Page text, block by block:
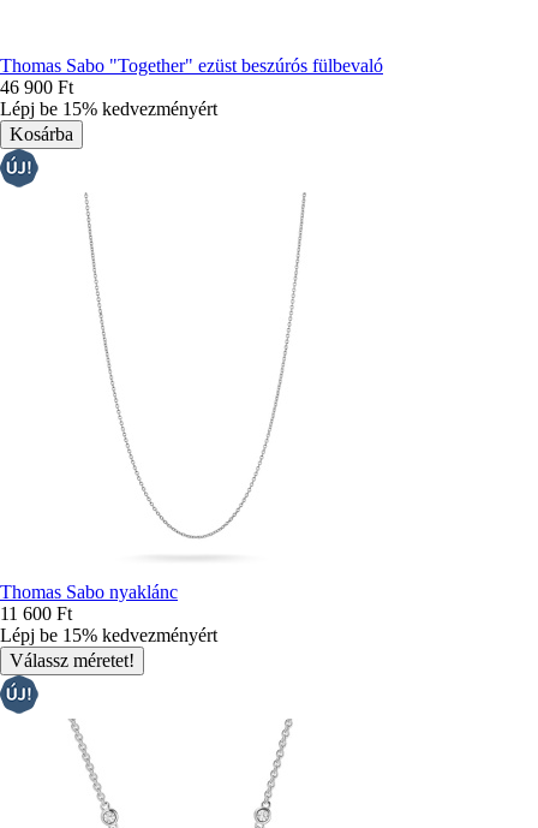
Thomas Sabo "Together" ezüst beszúrós fülbevaló
46 900 Ft
Lépj be 15% kedvezményért
Thomas Sabo nyaklánc
11 600 Ft
Lépj be 15% kedvezményért